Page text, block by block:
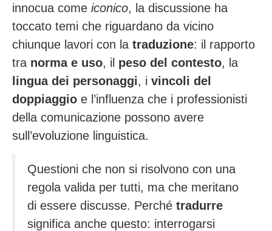
innocua come iconico, la discussione ha
toccato temi che riguardano da vicino
chiunque lavori con la traduzione: il rapporto
tra norma e uso, il peso del contesto, la
lingua dei personaggi, i vincoli del
doppiaggio e l’influenza che i professionisti
della comunicazione possono avere
sull’evoluzione linguistica.
Questioni che non si risolvono con una
regola valida per tutti, ma che meritano
di essere discusse. Perché tradurre
significa anche questo: interrogarsi